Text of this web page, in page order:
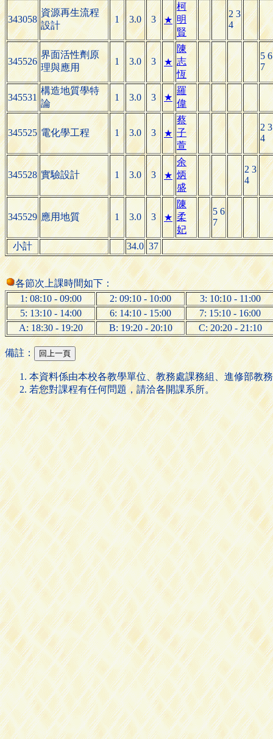
343058
資源再生流程
設計
1 3.0 3 ★
柯
明
賢
2 3
4
345526
界面活性劑原
理與應用
1 3.0 3 ★
陳
志
恆
5 6
7
345531
構造地質學特
論
1 3.0 3 ★
羅
偉
345525 電化學工程 1 3.0 3 ★
蔡
子
萱
2 3
4
345528 實驗設計 1 3.0 3 ★
余
炳
盛
2 3
4
345529 應用地質 1 3.0 3 ★
陳
柔
妃
5 6
7
小計 34.0 37
各節次上課時間如下：
1: 08:10 - 09:00
2: 09:10 - 10:00
3: 10:10 - 11:00
5: 13:10 - 14:00
6: 14:10 - 15:00
7: 15:10 - 16:00
A: 18:30 - 19:20
B: 19:20 - 20:10 C: 20:20 - 21:10
備註：
本資料係由本校各教學單位、教務處課務組、進修部教
若您對課程有任何問題，請洽各開課系所。